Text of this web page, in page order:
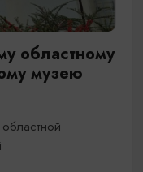
областному
музею